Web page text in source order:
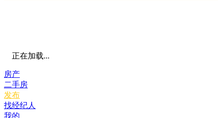
正在加载...
房产
二手房
发布
找经纪人
我的